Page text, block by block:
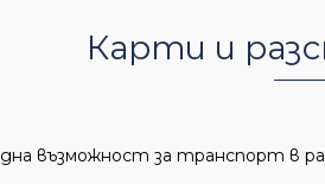
Карти и
възможност за транспорт в